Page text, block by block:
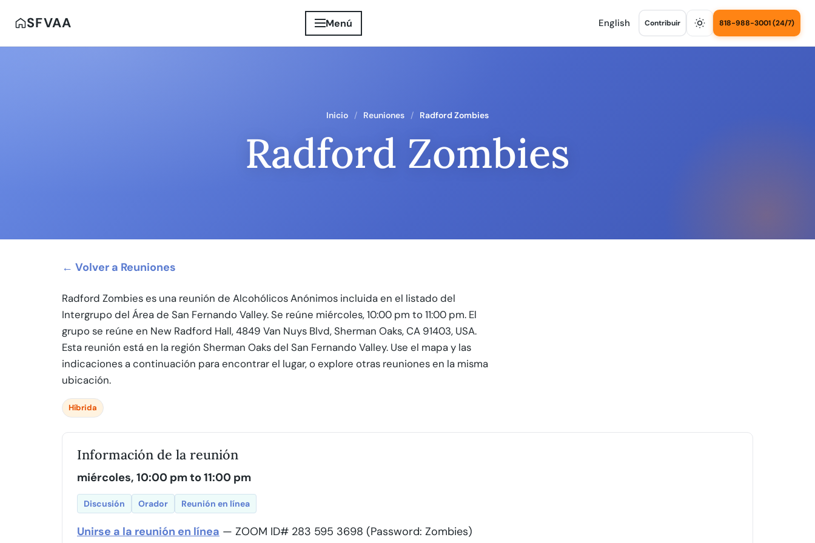
SFVAA Menú English Contribuir 818-988-3001 (24/7)
Inicio Reuniones Radford Zombies
Radford Zombies
← Volver a Reuniones
Radford Zombies es una reunión de Alcohólicos Anónimos incluida en el listado del
Intergrupo del Área de San Fernando Valley. Se reúne miércoles, 10:00 pm to 11:00 pm. El
grupo se reúne en New Radford Hall, 4849 Van Nuys Blvd, Sherman Oaks, CA 91403, USA.
Esta reunión está en la región Sherman Oaks del San Fernando Valley. Use el mapa y las
indicaciones a continuación para encontrar el lugar, o explore otras reuniones en la misma
ubicación.
Híbrida
Información de la reunión
miércoles, 10:00 pm to 11:00 pm
Discusión Orador Reunión en línea
Unirse a la reunión en línea — ZOOM ID# 283 595 3698 (Password: Zombies)